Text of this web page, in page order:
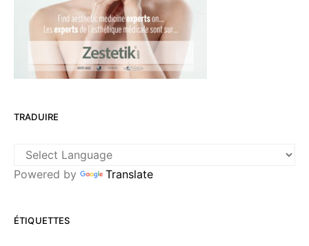
TRADUIRE
Powered by Translate
ÉTIQUETTES